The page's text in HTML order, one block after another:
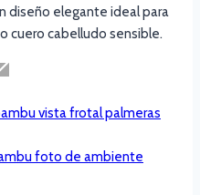
diseño elegante ideal para
cuero cabelludo sensible.